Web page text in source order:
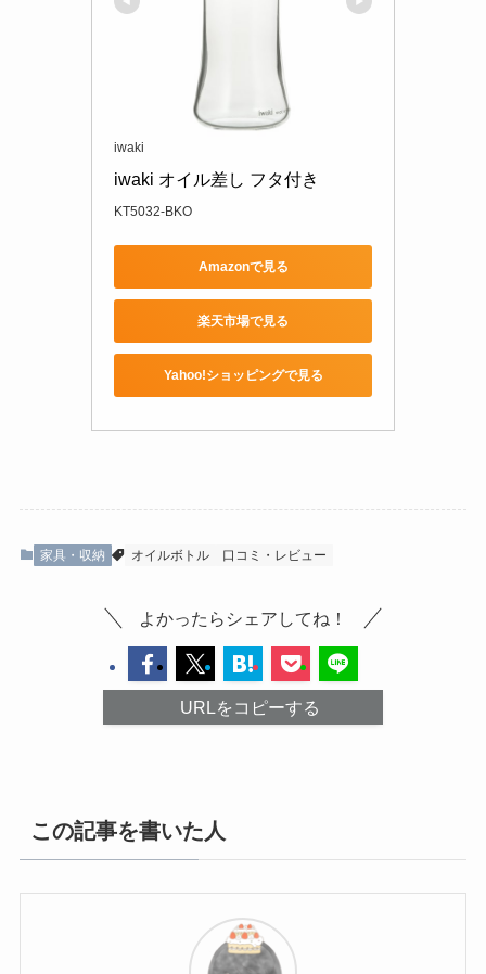
iwaki
iwaki オイル差し フタ付き
KT5032-BKO
Amazonで見る
楽天市場で見る
Yahoo!ショッピングで見る
家具・収納 オイルボトル 口コミ・レビュー
よかったらシェアしてね！
URLをコピーする
この記事を書いた人